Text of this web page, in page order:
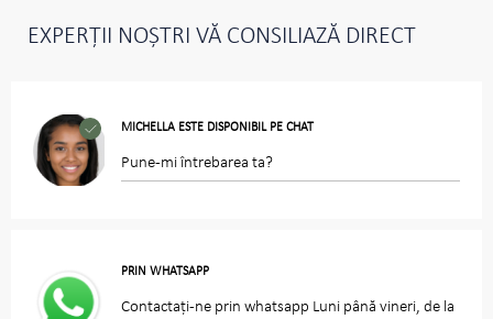
EXPERȚII NOȘTRI VĂ CONSILIAZĂ DIRECT
MICHELLA ESTE DISPONIBIL PE CHAT
Pune-mi întrebarea ta?
PRIN WHATSAPP
Contactați-ne prin whatsapp Luni până vineri, de la